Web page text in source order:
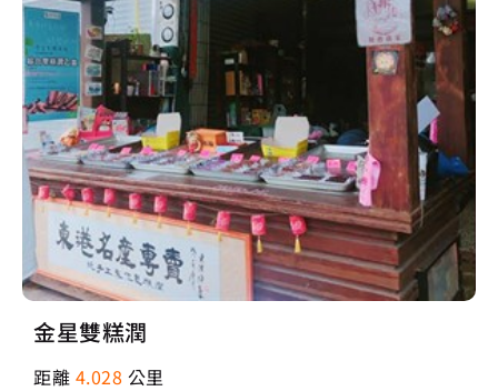
金星雙糕潤
距離 4.028 公里